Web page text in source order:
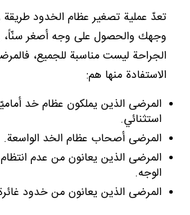
تعدّ عملية تصغير عظام الخدود
وجهك والحصول على وجه أصغر
الجراحة ليست مناسبة للجميع،
الاستفادة منها هم:
المرضى الذين يملكون عظام خد
استثنائي.
المرضى أصحاب عظام الخد الواسعة.
المرضى الذين يعانون من عدم
الوجه.
المرضى الذين يعانون من خدود